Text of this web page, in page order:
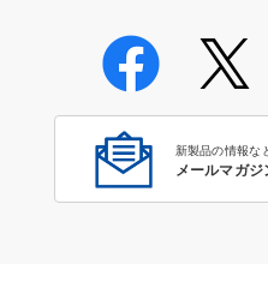
学校教育のICT環境整備特集
新製品の情報な
メールマガジ